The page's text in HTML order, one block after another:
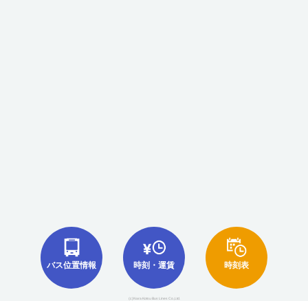
バス位置情報 時刻・運賃 時刻表
(c)Nara Kotsu Bus Lines Co.,Ltd.